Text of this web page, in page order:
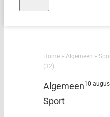
Home »Algemeen »
(32)
Algemeen
Sport
10